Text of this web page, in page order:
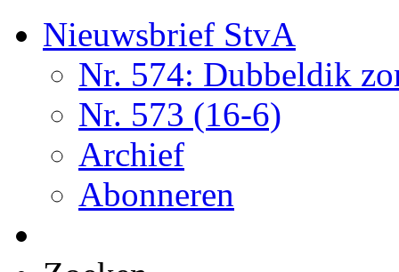
Nieuwsbrief StvA
Nr. 574: Dubbeldik
Nr. 573 (16-6)
Archief
Abonneren